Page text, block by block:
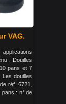
VAG.
: Douilles
pans et 7
douilles
réf. 6721,
pans : n° de